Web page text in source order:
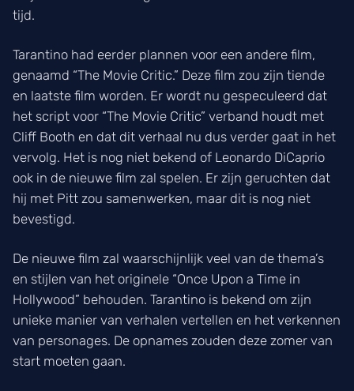
tijd.
Tarantino had eerder plannen voor een andere film,
genaamd “The Movie Critic.” Deze film zou zijn tiende
en laatste film worden. Er wordt nu gespeculeerd dat
het script voor “The Movie Critic” verband houdt met
Cliff Booth en dat dit verhaal nu dus verder gaat in het
vervolg. Het is nog niet bekend of Leonardo DiCaprio
ook in de nieuwe film zal spelen. Er zijn geruchten dat
hij met Pitt zou samenwerken, maar dit is nog niet
bevestigd.
De nieuwe film zal waarschijnlijk veel van de thema’s
en stijlen van het originele “Once Upon a Time in
Hollywood” behouden. Tarantino is bekend om zijn
unieke manier van verhalen vertellen en het verkennen
van personages. De opnames zouden deze zomer van
start moeten gaan.